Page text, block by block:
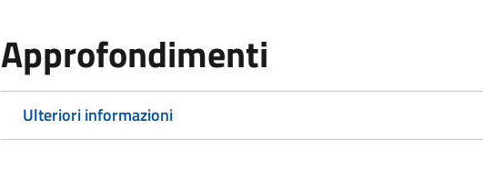
Approfondimenti
Ulteriori informazioni